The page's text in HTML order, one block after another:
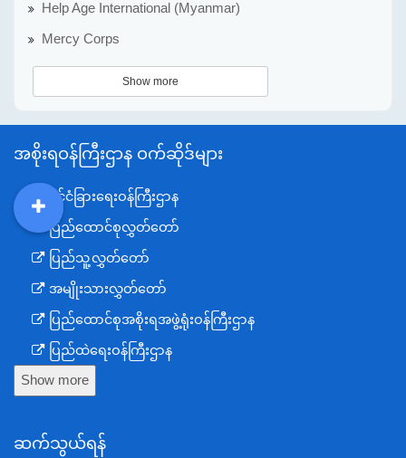
Help Age International (Myanmar)
Mercy Corps
Show more
အစိုးရဝန်ကြီးဌာန ဝက်ဆိုဒ်များ
နိုင်ငံခြားရေးဝန်ကြီးဌာန
ပြည်ထောင်စုလွှတ်တော်
ပြည်သူ့လွှတ်တော်
အမျိုးသားလွှတ်တော်
ပြည်ထောင်စုအစိုးရအဖွဲ့ရုံးဝန်ကြီးဌာန
ပြည်ထဲရေးဝန်ကြီးဌာန
ကာကွယ်ရေးဝန်ကြီးဌာန
စီမံကိန်း၊ဘဏ္ဍာရေးနှင့်စက်မှုဝန်ကြီးဌာန
Show more
ဆက်သွယ်ရန်
DDM